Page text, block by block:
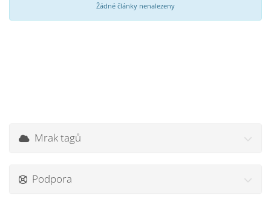
Žádné články nenalezeny
Mrak tagů
Podpora